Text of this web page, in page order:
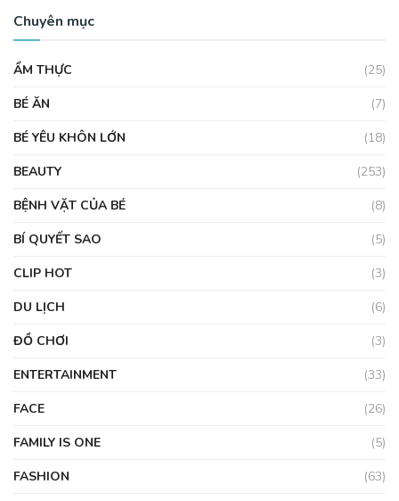
Chuyên mục
ẨM THỰC
(25)
BÉ ĂN
(7)
BÉ YÊU KHÔN LỚN
(18)
BEAUTY
(253)
BỆNH VẶT CỦA BÉ
(8)
BÍ QUYẾT SAO
(5)
CLIP HOT
(3)
DU LỊCH
(6)
ĐỒ CHƠI
(3)
ENTERTAINMENT
(33)
FACE
(26)
FAMILY IS ONE
(5)
FASHION
(63)